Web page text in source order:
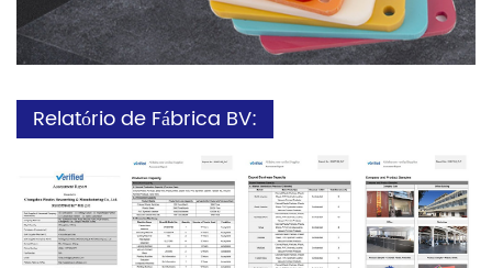
Relatório de Fábrica BV: